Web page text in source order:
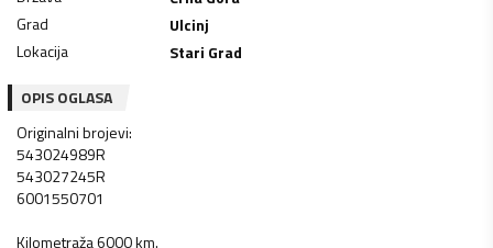
Grad
Ulcinj
Lokacija
Stari Grad
OPIS OGLASA
Originalni brojevi:
543024989R
543027245R
6001550701
Kilometraža 6000 km.